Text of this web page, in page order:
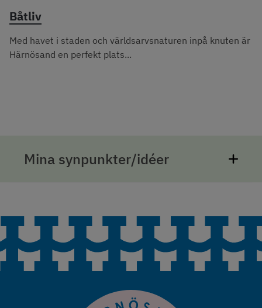
Båtliv
Med havet i staden och världsarvsnaturen inpå knuten är
Härnösand en perfekt plats...
Mina synpunkter/idéer